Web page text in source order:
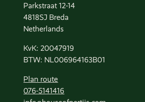
Parkstraat 12-14
4818SJ Breda
Netherlands
KvK: 20047919
BTW: NL006964163B01
Plan route
076-5141416